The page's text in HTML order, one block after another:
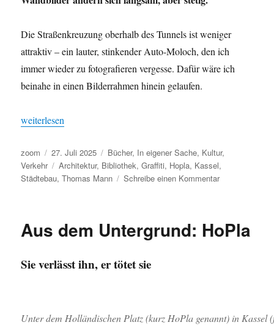
Die Straßenkreuzung oberhalb des Tunnels ist weniger
attraktiv – ein lauter, stinkender Auto-Moloch, den ich
immer wieder zu fotografieren vergesse. Dafür wäre ich
beinahe in einen Bilderrahmen hinein gelaufen.
„Fundstück: don’t worry, be pink“
weiterlesen
Autor
zoom
Veröffentlicht
am
27. Juli 2025 Kategorien
Bücher, In eigener Sache, Kultur,
Verkehr
Schlagwörter
Architektur, Bibliothek,Graffiti, Hopla, Kassel,
Städtebau,Thomas Mann Schreibe einen Kommentarzu
be
Aus dem Untergrund: HoPla
Sie verlässt ihn, er tötet sie
Unter dem Holländischen Platz (kurz HoPla genannt) in Kassel